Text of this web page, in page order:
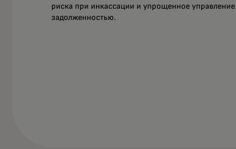
риска при инкассации и упрощенное
задолженностью.